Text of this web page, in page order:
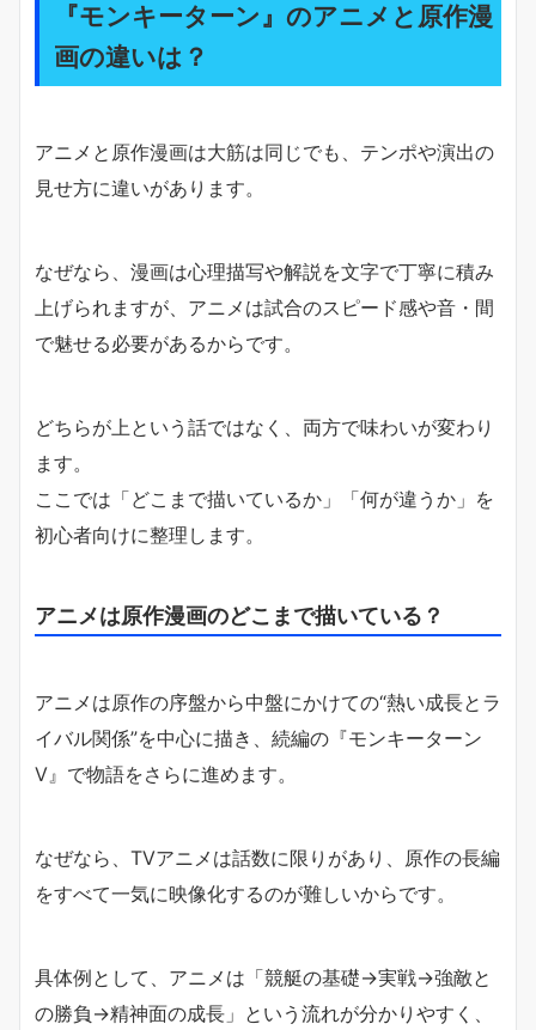
『モンキーターン』のアニメと原作漫
画の違いは？
アニメと原作漫画は大筋は同じでも、テンポや演出の
見せ方に違いがあります。
なぜなら、漫画は心理描写や解説を文字で丁寧に積み
上げられますが、アニメは試合のスピード感や音・間
で魅せる必要があるからです。
どちらが上という話ではなく、両方で味わいが変わり
ます。
ここでは「どこまで描いているか」「何が違うか」を
初心者向けに整理します。
アニメは原作漫画のどこまで描いている？
アニメは原作の序盤から中盤にかけての“熱い成長とラ
イバル関係”を中心に描き、続編の『モンキーターン
V』で物語をさらに進めます。
なぜなら、TVアニメは話数に限りがあり、原作の長編
をすべて一気に映像化するのが難しいからです。
具体例として、アニメは「競艇の基礎→実戦→強敵と
の勝負→精神面の成長」という流れが分かりやすく、